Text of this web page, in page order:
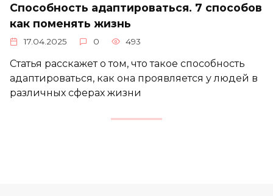
Способность адаптироваться. 7 способов
как поменять жизнь
17.04.2025 0 493
Статья расскажет о том, что такое способность
адаптироваться, как она проявляется у людей в
различных сферах жизни